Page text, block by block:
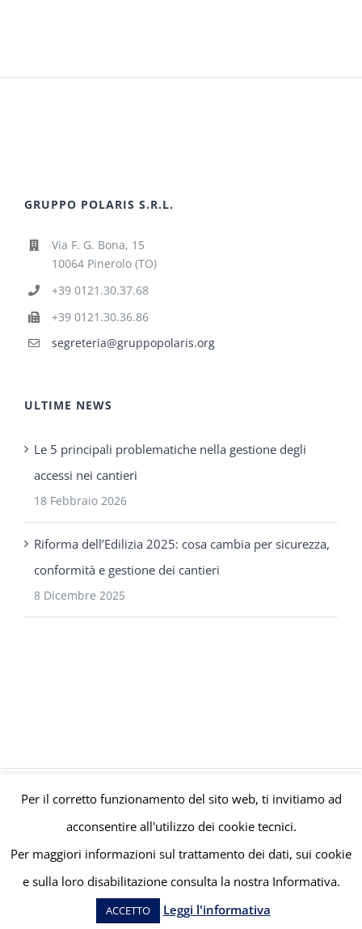
GRUPPO POLARIS S.R.L.
Via F. G. Bona, 15
10064 Pinerolo (TO)
+39 0121.30.37.68
+39 0121.30.36.86
segreteria@gruppopolaris.org
ULTIME NEWS
Le 5 principali problematiche nella gestione degli
accessi nei cantieri
18 Febbraio 2026
Riforma dell’Edilizia 2025: cosa cambia per sicurezza,
conformità e gestione dei cantieri
8 Dicembre 2025
© Gruppo Polaris P.IVA C.F. Iscriz. CCIAA 08671820010 |Privacy e
Cookie Policy | Powered bymeltingmedia.it
FacebookLinkedInYouTube
Per il corretto funzionamento del sito web, ti invitiamo ad
acconsentire all'utilizzo dei cookie tecnici.
Per maggiori informazioni sul trattamento dei dati, sui cookie
e sulla loro disabilitazione consulta la nostra Informativa.
ACCETTO Leggi l'informativa